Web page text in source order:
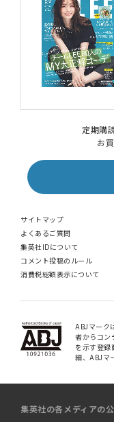
定期購
お
サイトマップ
よくあるご質問
集英社IDについて
コメント投稿のルール
消費税総額表示について
ABJマーク
者からコン
を示す登録
細、ABJマ
集英社の各メディアの